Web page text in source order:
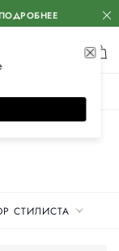
ПОДРОБНЕЕ
СТИЛИСТА